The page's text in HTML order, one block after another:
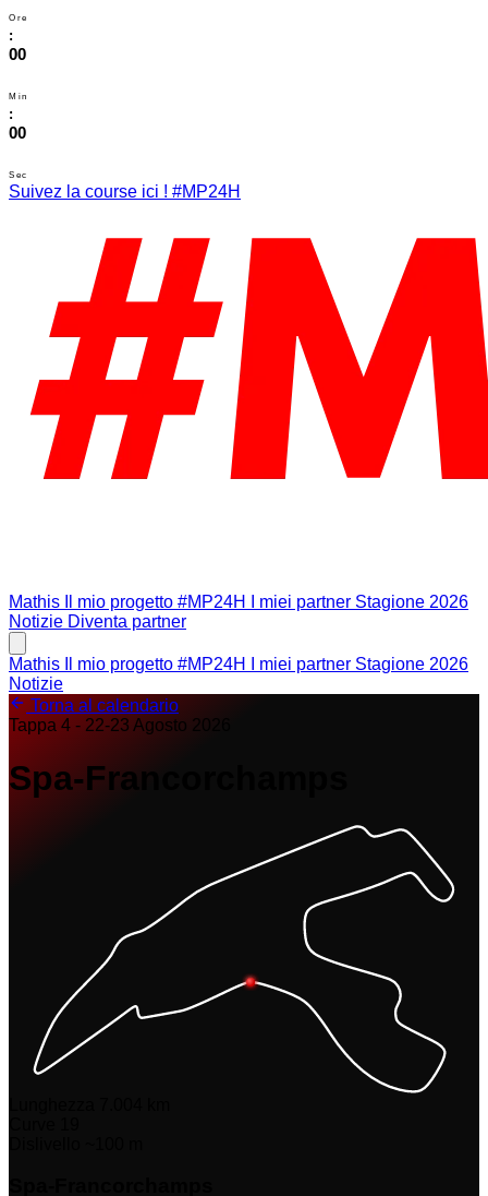
Ore
:
00
Min
:
00
Sec
Suivez la course ici ! #MP24H
Mathis Il mio progetto #MP24H I miei partner Stagione 2026
Notizie Diventa partner
Mathis Il mio progetto #MP24H I miei partner Stagione 2026
Notizie
Torna al calendario
Tappa 4 - 22-23 Agosto 2026
Spa-Francorchamps